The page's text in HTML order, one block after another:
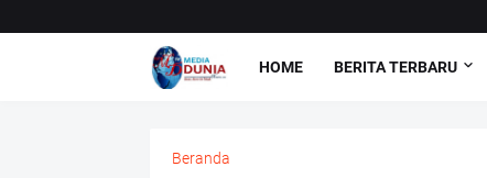
HOME BERITA TERBARU
Beranda